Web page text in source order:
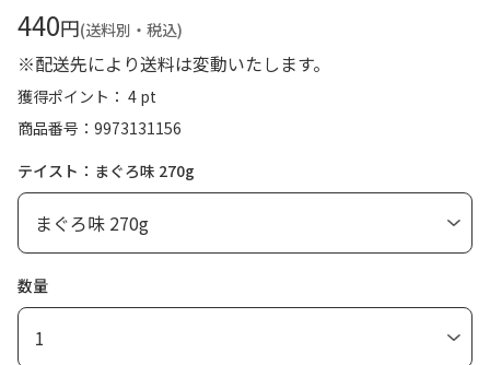
440円(送料別・税込)
※配送先により送料は変動いたします。
獲得ポイント： 4 pt
商品番号
9973131156
テイスト：まぐろ味 270g
数量
1